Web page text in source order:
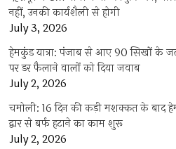
नहीं, उनकी कार्यशैली से होगी
July 3, 2026
हेमकुंड यात्रा: पंजाब से आए 90 सिखों के
पर डर फैलाने वालों को दिया जवाब
July 2, 2026
चमोली: 16 दिन की कड़ी मशक्कत के बाद
द्वार से बर्फ हटाने का काम शुरू
July 2, 2026